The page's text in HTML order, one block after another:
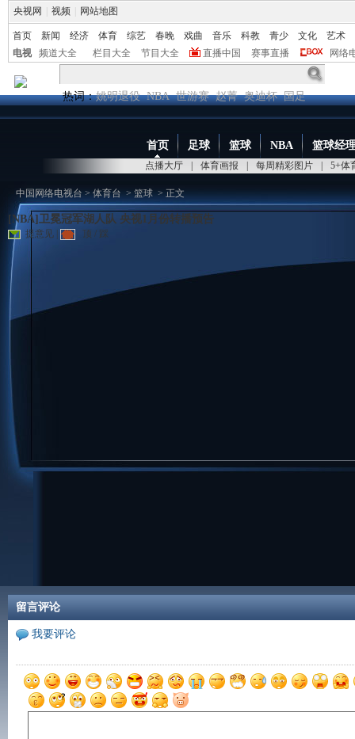
央视网 视频 网站地图
首页 新闻 经济 体育 综艺 春晚 戏曲 音乐 科教 青少 文化
艺术
电视
频道大全 栏目大全 节目大全 直播中国 赛事直播 网络
热词：姚明退役 NBA 世游赛 赵菁 奥迪杯 国足
首页
点播大厅 体育画报 每周精彩图片 5+体
足球 篮球 NBA 篮球经
中国网络电视台>体育台 >篮球> 正文
[NBA]卫冕冠军湖人队 央视1月份转播预告
提意见 顶 / 踩
留言评论
我要评论